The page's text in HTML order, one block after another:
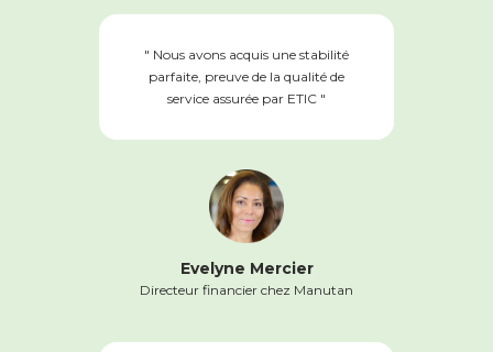
" Nous avons acquis une stabilité
parfaite, preuve de la qualité de
service assurée par ETIC "
Evelyne Mercier
Directeur financier chez Manutan